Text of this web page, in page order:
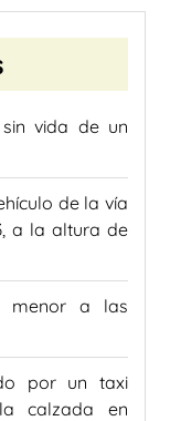
vida de un
de la vía
a la altura de
menor a las
por un taxi
calzada en